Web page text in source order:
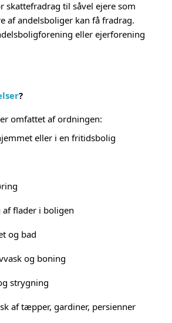
skattefradrag til såvel ejere som
af andelsboliger kan få fradrag.
eller ejerforening
?
omfattet af ordningen:
eller i en fritidsbolig
flader i boligen
og bad
og boning
strygning
af tæpper, gardiner, persienner